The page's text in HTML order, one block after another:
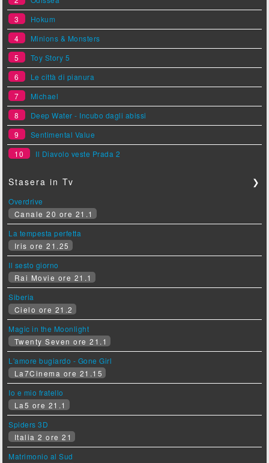
3
Hokum
4
Minions & Monsters
5
Toy Story 5
6
Le città di pianura
7
Michael
8
Deep Water - Incubo dagli abissi
9
Sentimental Value
10
Il Diavolo veste Prada 2
Stasera in Tv ❯
Overdrive
Canale 20 ore 21.1
La tempesta perfetta
Iris ore 21.25
Il sesto giorno
Rai Movie ore 21.1
Siberia
Cielo ore 21.2
Magic in the Moonlight
Twenty Seven ore 21.1
L'amore bugiardo - Gone Girl
La7Cinema ore 21.15
Io e mio fratello
La5 ore 21.1
Spiders 3D
Italia 2 ore 21
Matrimonio al Sud